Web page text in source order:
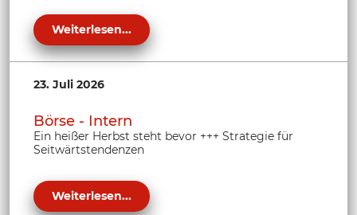
Weiterlesen...
23. Juli 2026
Börse - Intern
Ein heißer Herbst steht bevor +++ Strategie für
Seitwärtstendenzen
Weiterlesen...